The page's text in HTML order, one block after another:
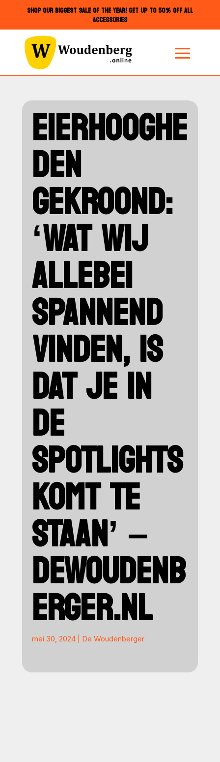
SHOP OUR BIGGEST SALE OF THE YEAR! GET UP TO 50% OFF ALL
ACCESSORIES
EIERHOOGHE
DEN
GEKROOND:
‘WAT WIJ
ALLEBEI
SPANNEND
VINDEN, IS
DAT JE IN
DE
SPOTLIGHTS
KOMT TE
STAAN’ –
DEWOUDENB
ERGER.NL
mei 30, 2024| De Woudenberger